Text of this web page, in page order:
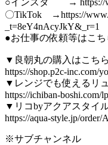
〇TikTok →https://
_t=8eY4nAcyJkY&_r=1
●お仕事の依頼等はこ
▼良朝丸の購入はこちら
https://shop.p2c-inc.com/
▼レンジでも使えるリ
https://ichiban-boshi.com/
▼リコbyアクアスタイ
https://aqua-style.jp/
※サブチャンネル